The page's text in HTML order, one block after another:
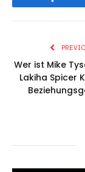
Wer ist Mike
Lakiha Spicer